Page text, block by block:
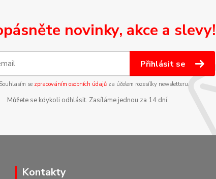
novinky, akce a slevy!
Přihlásit se
Souhlasím se zpracováním osobních údajůza účelem rozesílky newsletteru.
Můžete se kdykoli odhlásit. Zasíláme jednou za 14 dní.
Kontakty